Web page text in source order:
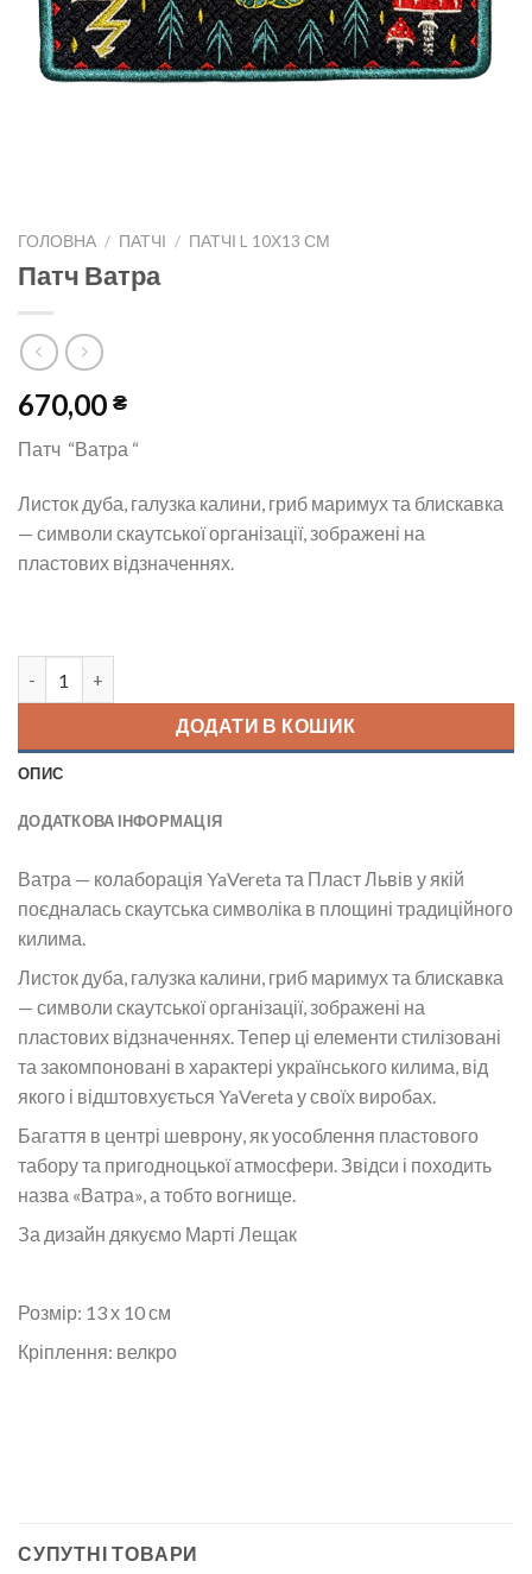
ГОЛОВНА / ПАТЧІ / ПАТЧІ L 10Х13 СМ
Патч Ватра
670,00 ₴
Патч “Ватра “
Листок дуба, галузка калини, гриб маримух та блискавка
— символи скаутської організації, зображені на
пластових відзначеннях.
ДОДАТИ В КОШИК
ОПИС
ДОДАТКОВА ІНФОРМАЦІЯ
Ватра — колаборація YaVereta та Пласт Львів у якій
поєдналась скаутська символіка в площині традиційного
килима.
Листок дуба, галузка калини, гриб маримух та блискавка
— символи скаутської організації, зображені на
пластових відзначеннях. Тепер ці елементи стилізовані
та закомпоновані в характері українського килима, від
якого і відштовхується YaVereta у своїх виробах.
Багаття в центрі шеврону, як уособлення пластового
табору та пригодноцької атмосфери. Звідси і походить
назва «Ватра», а тобто вогнище.
За дизайн дякуємо Марті Лещак
Розмір: 13 х 10 см
Кріплення: велкро
СУПУТНІ ТОВАРИ